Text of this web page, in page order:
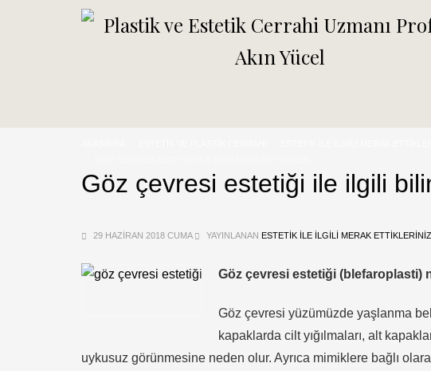
Göz çevresi estetiği ile ilgili
29 HAZIRAN 2018 CUMA YAYINLANAN ESTETIK ILE İLGILI MERAK ETTIKLERINIZ
Göz çevresi estetiği (blefaroplasti)
Göz çevresi yüzümüzde yaşlanma
kapaklarda cilt yığılmaları, alt
uykusuz görünmesine neden olur. Ayrıca mimiklere bağlı